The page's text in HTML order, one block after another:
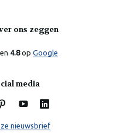
ons zeggen
4.8op Google
media
nieuwsbrief